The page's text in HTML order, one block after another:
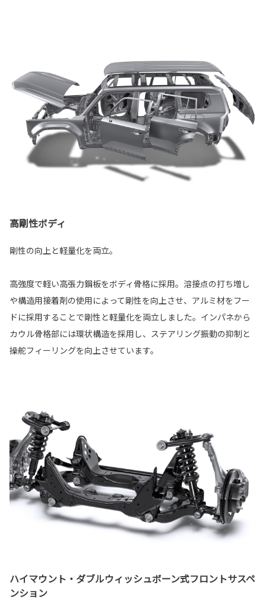
高剛性ボディ
剛性の向上と軽量化を両立。
高強度で軽い高張力鋼板をボディ骨格に採用。溶接点の打ち増し
や構造用接着剤の使用によって剛性を向上させ、アルミ材をフー
ドに採用することで剛性と軽量化を両立しました。インパネから
カウル骨格部には環状構造を採用し、ステアリング振動の抑制と
操舵フィーリングを向上させています。
ハイマウント・ダブルウィッシュボーン式フロントサスペ
ンション